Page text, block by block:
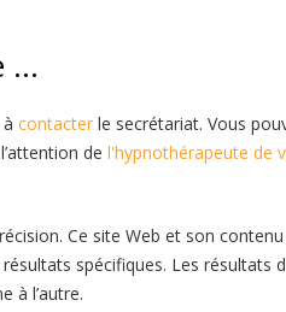
…
contacter le secrétariat. Vous
de l'hypnothérapeute de
Ce site Web et son contenu
spécifiques. Les résultats
à l’autre.